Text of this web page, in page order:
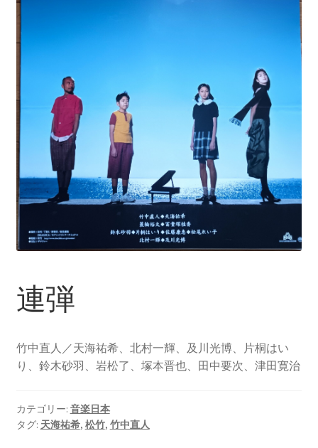
連弾
竹中直人／天海祐希、北村一輝、及川光博、片桐はい
り、鈴木砂羽、岩松了、塚本晋也、田中要次、津田寛治
カテゴリー: 音楽日本
タグ: 天海祐希, 松竹, 竹中直人